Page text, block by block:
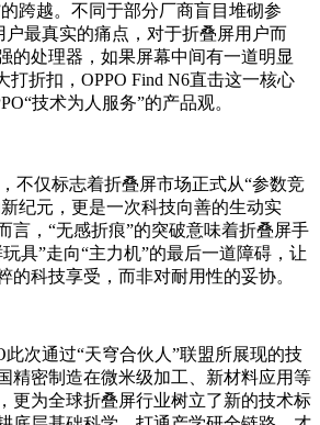
的跨越。不同于部分厂商盲目堆砌参
户最真实的痛点，对于折叠屏用户而
的处理器，如果屏幕中间有一道明显
打折扣， OPPO Find N6直击这一核心
技术为人服务”的产品观。
不仅标志着折叠屏市场正式从“参数竞
纪元，更是一次科技向善的生动实
言， “无感折痕”的突破意味着折叠屏手
具”走向“主力机”的最后一道障碍，让
的科技享受，而非对耐用性的妥协。
此次通过“天穹合伙人”联盟所展现的技
精密制造在微米级加工、新材料应用等
更为全球折叠屏行业树立了新的技术标